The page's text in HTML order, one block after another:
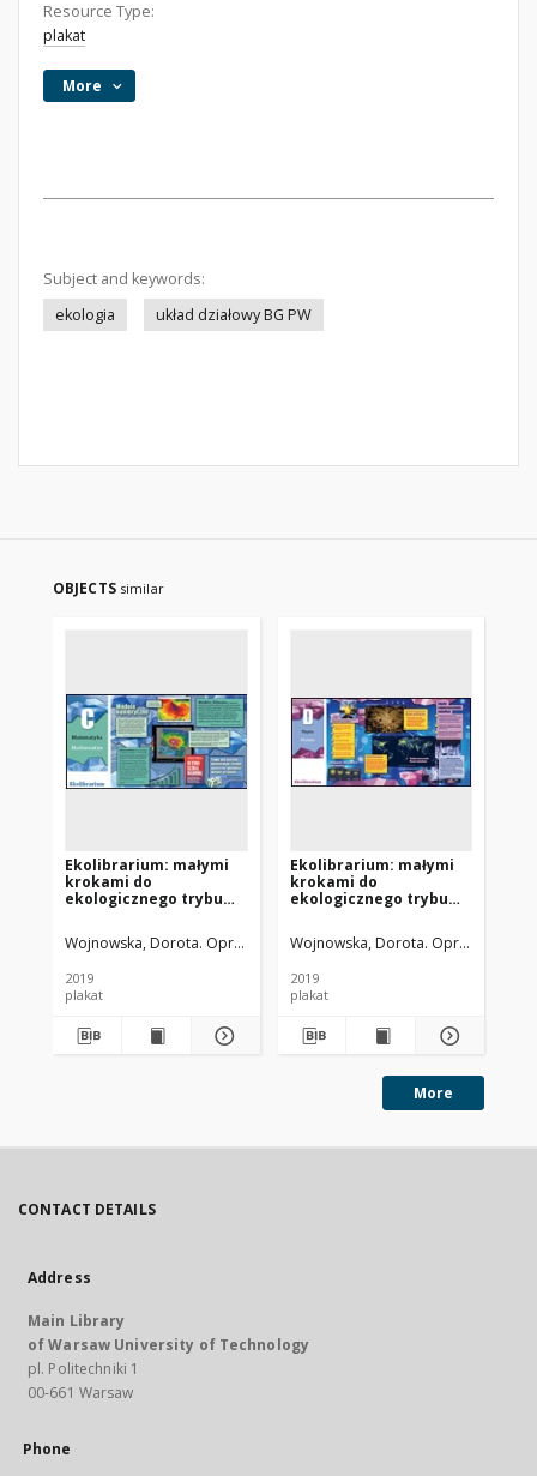
Resource Type:
plakat
More
Subject and keywords:
ekologia
układ działowy BG PW
OBJECTS similar
Ekolibrarium: małymi
krokami do
ekologicznego trybu
Wojnowska, Dorota. Oprac. meryt. i graf.
2019
plakat
Ekolibrarium: małymi
krokami do
ekologicznego trybu
Wojnowska, Dorota. Oprac. meryt. i
2019
plakat
More
CONTACT DETAILS
Address
Main Library
of Warsaw University of Technology
pl. Politechniki 1
00-661 Warsaw
Phone